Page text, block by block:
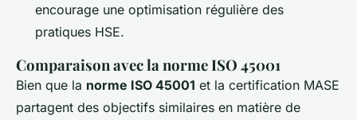
encourage une optimisation régulière des
pratiques HSE.
Comparaison avec la norme ISO 45001
Bien que la norme ISO 45001 et la certification MASE
partagent des objectifs similaires en matière de